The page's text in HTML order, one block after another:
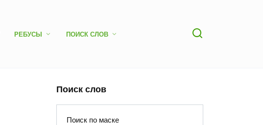
РЕБУСЫ ПОИСК СЛОВ
Поиск слов
Поиск по маске